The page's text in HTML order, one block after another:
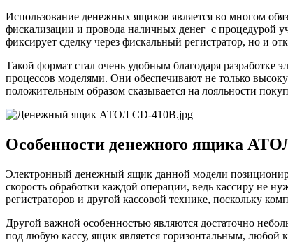
Использование денежных ящиков является во многом
фискализации и провода наличных денег с процедурой
фиксирует сделку через фискальный регистратор, но и
Такой формат стал очень удобным благодаря
процессов моделями. Они обеспечивают не только
положительным образом сказывается на лояльности
Особенности денежного ящика
Электронный денежный ящик данной модели
скорость обработки каждой операции, ведь кассиру не
регистраторов и другой кассовой технике, поскольку
Другой важной особенностью являются достаточно
под любую кассу, ящик является горизонтальным, любой